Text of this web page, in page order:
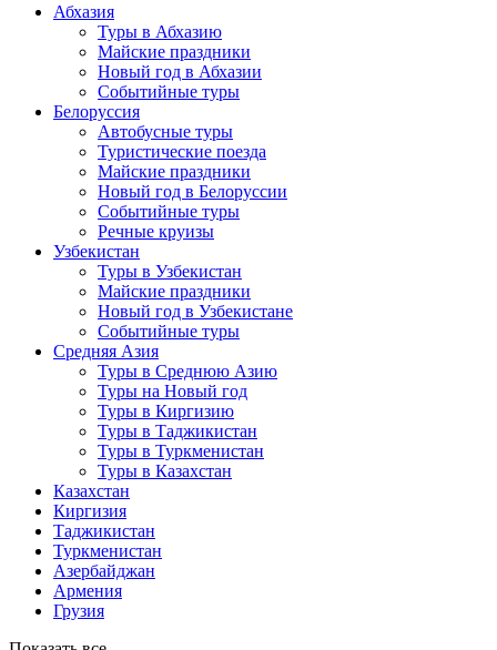
Абхазия
Туры в Абхазию
Майские праздники
Новый год в Абхазии
Событийные туры
Белоруссия
Автобусные туры
Туристические поезда
Майские праздники
Новый год в Белоруссии
Событийные туры
Речные круизы
Узбекистан
Туры в Узбекистан
Майские праздники
Новый год в Узбекистане
Событийные туры
Средняя Азия
Туры в Среднюю Азию
Туры на Новый год
Туры в Киргизию
Туры в Таджикистан
Туры в Туркменистан
Туры в Казахстан
Казахстан
Киргизия
Таджикистан
Туркменистан
Азербайджан
Армения
Грузия